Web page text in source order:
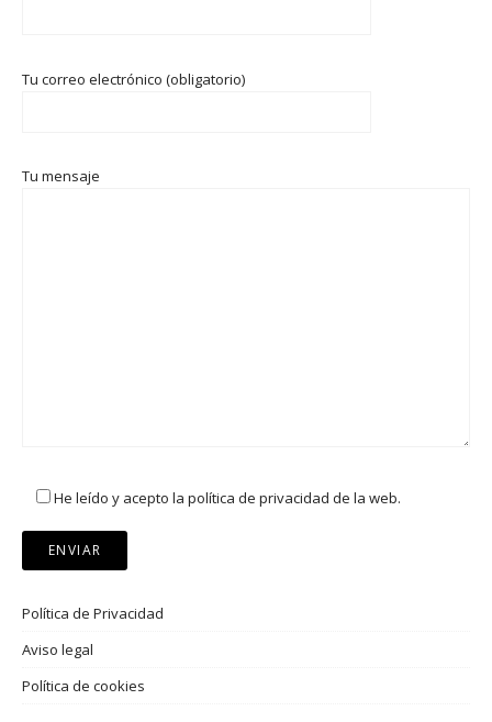
Tu correo electrónico (obligatorio)
Tu mensaje
He leído y acepto la política de privacidad de la web.
Política de Privacidad
Aviso legal
Política de cookies